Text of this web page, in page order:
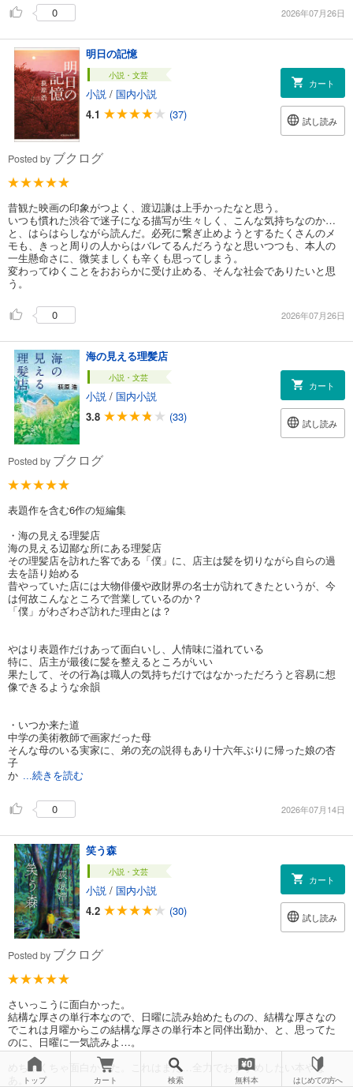
0 2026年07月26日
明日の記憶
小説・文芸
小説 / 国内小説
4.1
(37)
カート
試し読み
Posted by ブクログ
昔観た映画の印象がつよく、渡辺謙は上手かったなと思う。
いつも慣れた渋谷で迷子になる描写が生々しく、こんな気持ちなのか…
と、はらはらしながら読んだ。必死に繋ぎ止めようとするたくさんのメ
モも、きっと周りの人からはバレてるんだろうなと思いつつも、本人の
一生懸命さに、微笑ましくも辛くも思ってしまう。
変わってゆくことをおおらかに受け止める、そんな社会でありたいと思
う。
0 2026年07月26日
海の見える理髪店
小説・文芸
小説 / 国内小説
3.8
(33)
カート
試し読み
Posted by ブクログ
表題作を含む6作の短編集
・海の見える理髪店
海の見える辺鄙な所にある理髪店
その理髪店を訪れた客である「僕」に、店主は髪を切りながら自らの過
去を語り始める
昔やっていた店には大物俳優や政財界の名士が訪れてきたというが、今
は何故こんなところで営業しているのか？
「僕」がわざわざ訪れた理由とは？
やはり表題作だけあって面白いし、人情味に溢れている
特に、店主が最後に髪を整えるところがいい
果たして、その行為は職人の気持ちだけではなかっただろうと容易に想
像できるような余韻
・いつか来た道
中学の美術教師で画家だった母
そんな母のいる実家に、弟の充の説得もあり十六年ぶりに帰った娘の杏
子
か
...続きを読む
0 2026年07月14日
笑う森
小説・文芸
小説 / 国内小説
4.2
(30)
カート
試し読み
Posted by ブクログ
さいっこうに面白かった。
結構な厚さの単行本なので、日曜に読み始めたものの、結構な厚さなの
でこれは月曜からこの結構な厚さの単行本と同伴出勤か、と、思ってた
のに、日曜に一気読みよ…。
めちゃくちゃ面白かった。これはまた…全力でおすすめしたい本やな
あ。トップ カート 検索 無料本 はじめての方へ